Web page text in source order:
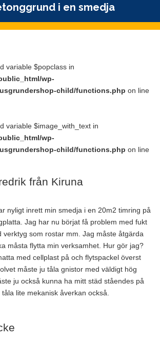
i en smedja
variable $popclass in
wp-
child/functions.php on line
variable $image_with_text in
wp-
child/functions.php on line
från Kiruna
nyligt inrett min smedja i en 20m2 timring på
Jag har nu börjat få problem med fukt
verktyg som rostar mm. Jag måste åtgärda
måsta flytta min verksamhet. Hur gör jag?
med cellplast på och flytspackel överst
måste ju tåla gnistor med väldigt hög
ju också kunna ha mitt städ ståendes på
lite mekanisk åverkan också.